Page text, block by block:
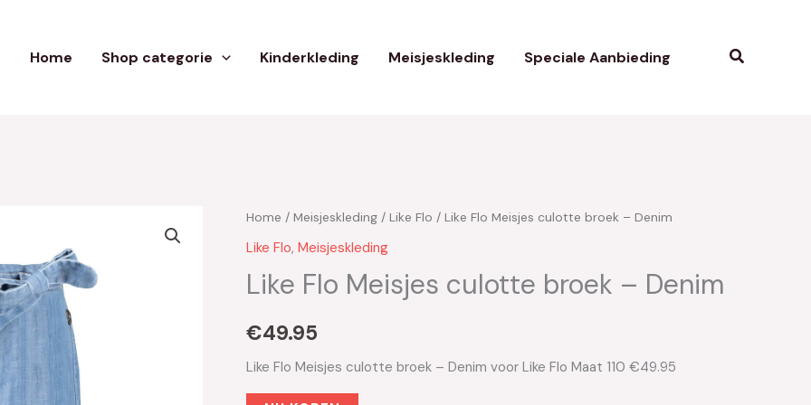
Home Shop categorie Kinderkleding Meisjeskleding Speciale Aanbieding Zoeken
Home / Meisjeskleding / Like Flo / Like Flo Meisjes culotte broek – Denim
Like Flo, Meisjeskleding
Like Flo Meisjes culotte broek – Denim
€49.95
Like Flo Meisjes culotte broek – Denim voor Like Flo Maat 110 €49.95